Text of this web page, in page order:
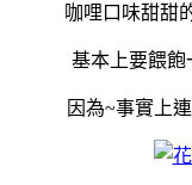
咖哩口味甜甜
基本上要餵飽
因為~事實上